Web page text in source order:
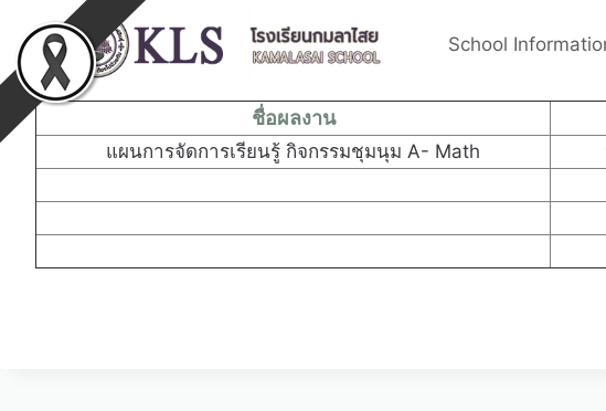
School
ผลงานทางวิชาการของครู
ชื่อผลงาน
แผนการจัดการเรียนรู้ กิจกรรมชุมนุม A- Math